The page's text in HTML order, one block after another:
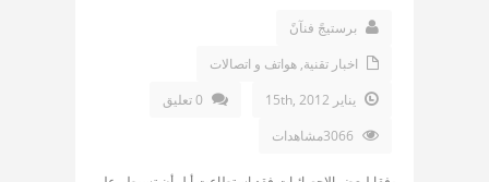
برستيجً فنآنً
اخبار تقنية, هواتف و اتصالات
يناير 15th, 2012
0 تعليق